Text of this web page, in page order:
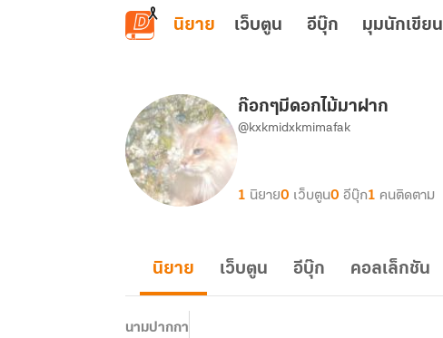
ข้ามไปยังเนื้อหาหลัก
นิยาย เว็บตูน อีบุ๊ก มุมนักเขียน
ก๊อกๆมีดอกไม้มาฝาก
@kxkmidxkmimafak
1 นิยาย0 เว็บตูน0 อีบุ๊ก1 คนติดตาม
นิยาย เว็บตูน อีบุ๊ก คอลเล็กชัน
นามปากกา